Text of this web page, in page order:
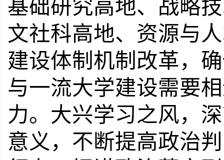
基础研究高地、战略
文社科高地、资源与
建设体制机制改革，
与一流大学建设需要
力。 大兴学习之风，
意义，不断提高政治